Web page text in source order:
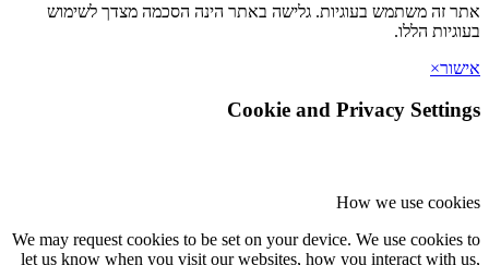
אתר זה משתמש בעוגיות. גלישה באתר הינה הסכמה מצדך לשימוש
בעוגיות הללו.
אישור×
Cookie and Privacy Settings
How we use cookies
We may request cookies to be set on your device. We use cookies to
let us know when you visit our websites, how you interact with us,